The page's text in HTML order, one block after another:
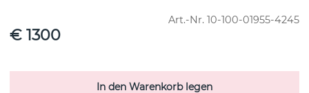
Art.-Nr. 10-100-01955-4245
€ 1300
In den Warenkorb legen